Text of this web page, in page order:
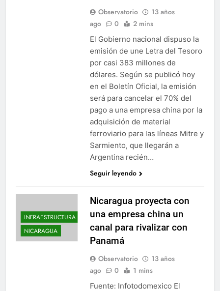
Observatorio
13 años
ago
0 2 mins
El Gobierno nacional dispuso la
emisión de une Letra del Tesoro
por casi 383 millones de
dólares. Según se publicó hoy
en el Boletín Oficial, la emisión
será para cancelar el 70% del
pago a una empresa china por la
adquisición de material
ferroviario para las líneas Mitre y
Sarmiento, que llegarán a
Argentina recién…
Seguir leyendo
INFRAESTRUCTURA
NICARAGUA
Nicaragua proyecta con
una empresa china un
canal para rivalizar con
Panamá
Observatorio
13 años
ago
0 1 mins
Fuente: Infotodomexico El